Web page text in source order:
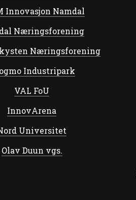
Innovasjon Namdal
Næringsforening
Næringsforening
Industripark
VAL FoU
InnovArena
Universitet
Olav Duun vgs.